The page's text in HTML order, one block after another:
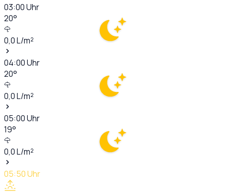
03:00Uhr
20°
0,0L/m²
04:00Uhr
20°
0,0L/m²
05:00Uhr
19°
0,0L/m²
05:50Uhr